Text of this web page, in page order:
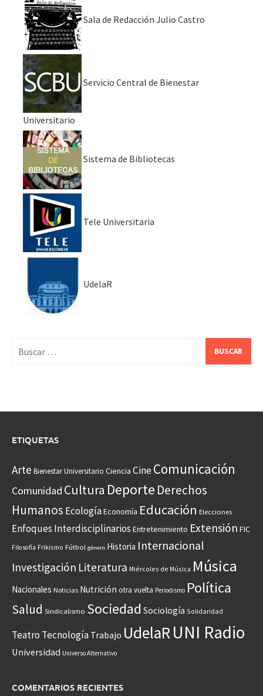
Sala de Redacción Julio Castro
Servicio Central de Bienestar
Universitario
Sistema de Bibliotecas
Tele Universitaria
UdelaR
ETIQUETAS
Arte Bienestar Universitario Ciencia CineComunicación
Comunidad Cultura Deporte Derechos
Humanos EcologíaEconomía Educación Elecciones
Enfoques Interdisciplinarios Entretenimiento Extensión FIC
Filosofía Frikismo Fútbol género Historia Internacional
Investigación Literatura Miércoles de Música Música
Nacionales Noticias Nutrición otra vuelta Periodismo Política
Salud Sindicalismo Sociedad Sociología Solidaridad
Teatro Tecnología Trabajo UdelaRUNI Radio
Universidad Universo Alternativo
COMENTARIOS RECIENTES